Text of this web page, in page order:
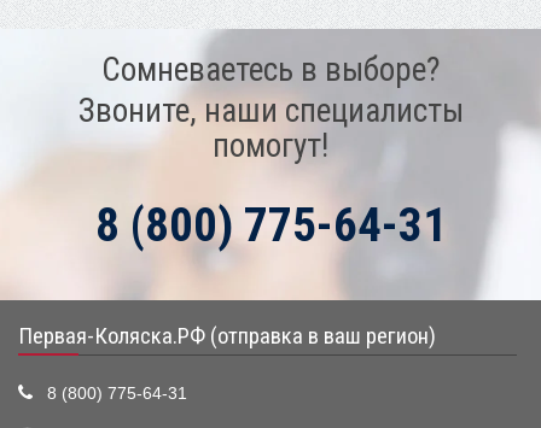
Сомневаетесь в выборе?
Звоните, наши специалисты
помогут!
8 (800) 775-64-31
Первая-Коляска.РФ (отправка в ваш регион)
8 (800) 775-64-31